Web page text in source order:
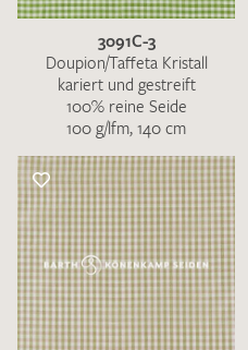
3091C-3
Doupion/Taffeta Kristall
kariert und gestreift
100% reine Seide
100 g/lfm, 140 cm